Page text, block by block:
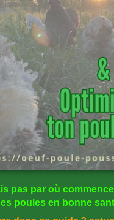
pas par où
poules en bonne